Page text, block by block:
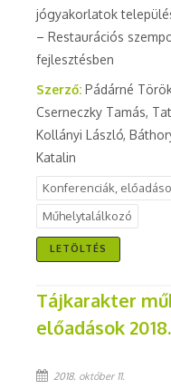
jógyakorlatok
– Restaurációs
fejlesztésben
Szerző: Pádárné
Cserneczky Tamás,
Kollányi László,
Katalin
Konferenciák,
Műhelytalálkozó
LETÖLTÉS
Tájkarakter
előadások
2018. október 11.